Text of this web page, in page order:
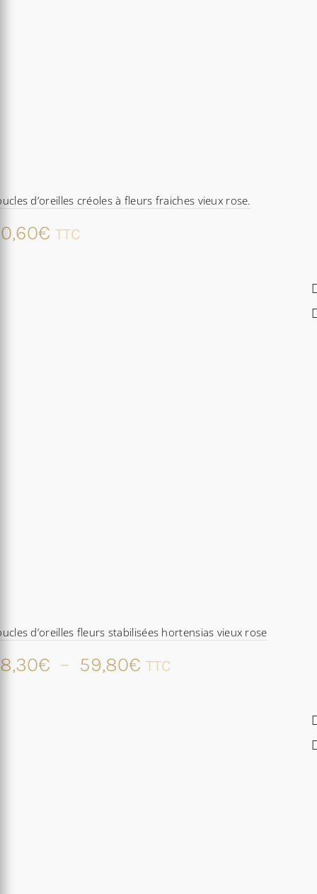
d’oreilles créoles à fleurs fraiches vieux rose.
€ TTC
d’oreilles fleurs stabilisées hortensias vieux rose
€ – 59,80€ Plage
TTC